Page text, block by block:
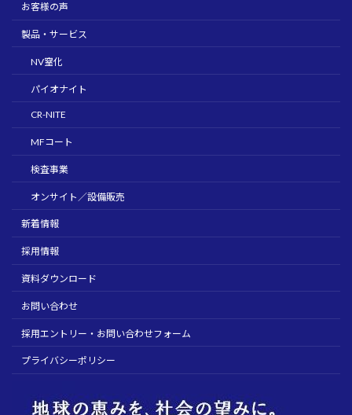
お客様の声
製品・サービス
NV窒化
パイオナイト
CR-NITE
MFコート
検査事業
オンサイト／設備販売
新着情報
採用情報
資料ダウンロード
お問い合わせ
採用エントリー・お問い合わせフォーム
プライバシーポリシー